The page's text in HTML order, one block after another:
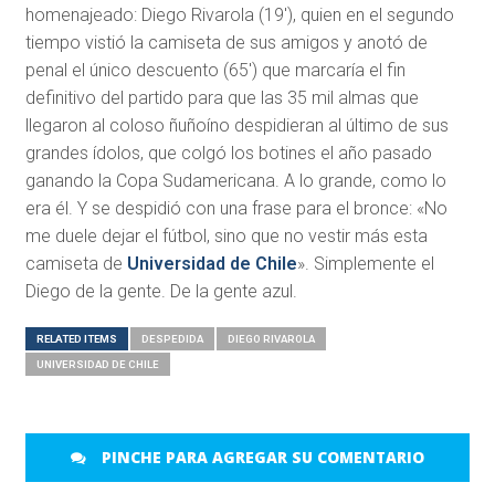
homenajeado: Diego Rivarola (19′), quien en el segundo
tiempo vistió la camiseta de sus amigos y anotó de
penal el único descuento (65′) que marcaría el fin
definitivo del partido para que las 35 mil almas que
llegaron al coloso ñuñoíno despidieran al último de sus
grandes ídolos, que colgó los botines el año pasado
ganando la Copa Sudamericana. A lo grande, como lo
era él. Y se despidió con una frase para el bronce: «No
me duele dejar el fútbol, sino que no vestir más esta
camiseta de Universidad de Chile». Simplemente el
Diego de la gente. De la gente azul.
RELATED ITEMS DESPEDIDA DIEGO RIVAROLA
UNIVERSIDAD DE CHILE
PINCHE PARA AGREGAR SU COMENTARIO